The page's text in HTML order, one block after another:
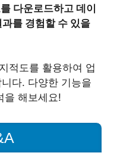
다운로드하고 데이
를 경험할 수 있을
적도를 활용하여 업
다. 다양한 기능을
을 해보세요!